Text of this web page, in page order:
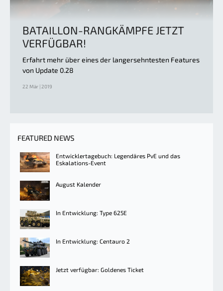
BATAILLON-RANGKÄMPFE JETZT
VERFÜGBAR!
Erfahrt mehr über eines der langersehntesten Features
von Update 0.28
22 Mär | 2019
FEATURED NEWS
Entwicklertagebuch: Legendäres PvE und das
Eskalations-Event
August Kalender
In Entwicklung: Type 625E
In Entwicklung: Centauro 2
Jetzt verfügbar: Goldenes Ticket